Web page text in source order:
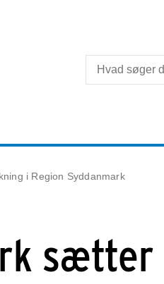
i Region Syddanmark
sætter